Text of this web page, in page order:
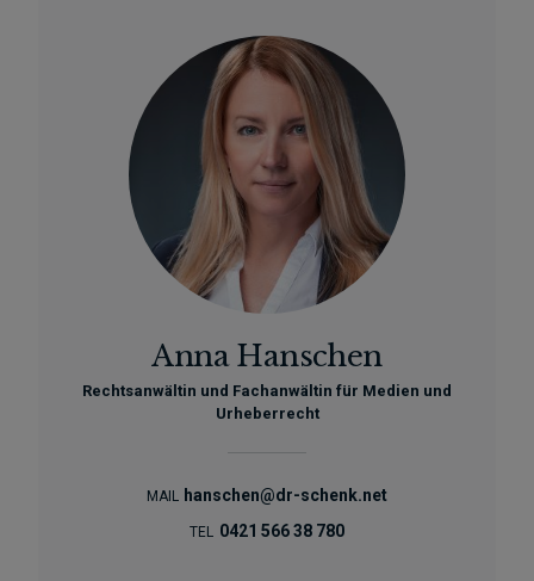
Anna Hanschen
Rechtsanwältin und Fachanwältin für Medien und
Urheberrecht
MAIL hanschen@dr-schenk.net
TEL 0421 566 38 780